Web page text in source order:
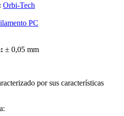
Orbi-Tech
PC
± 0,05 mm
por sus características